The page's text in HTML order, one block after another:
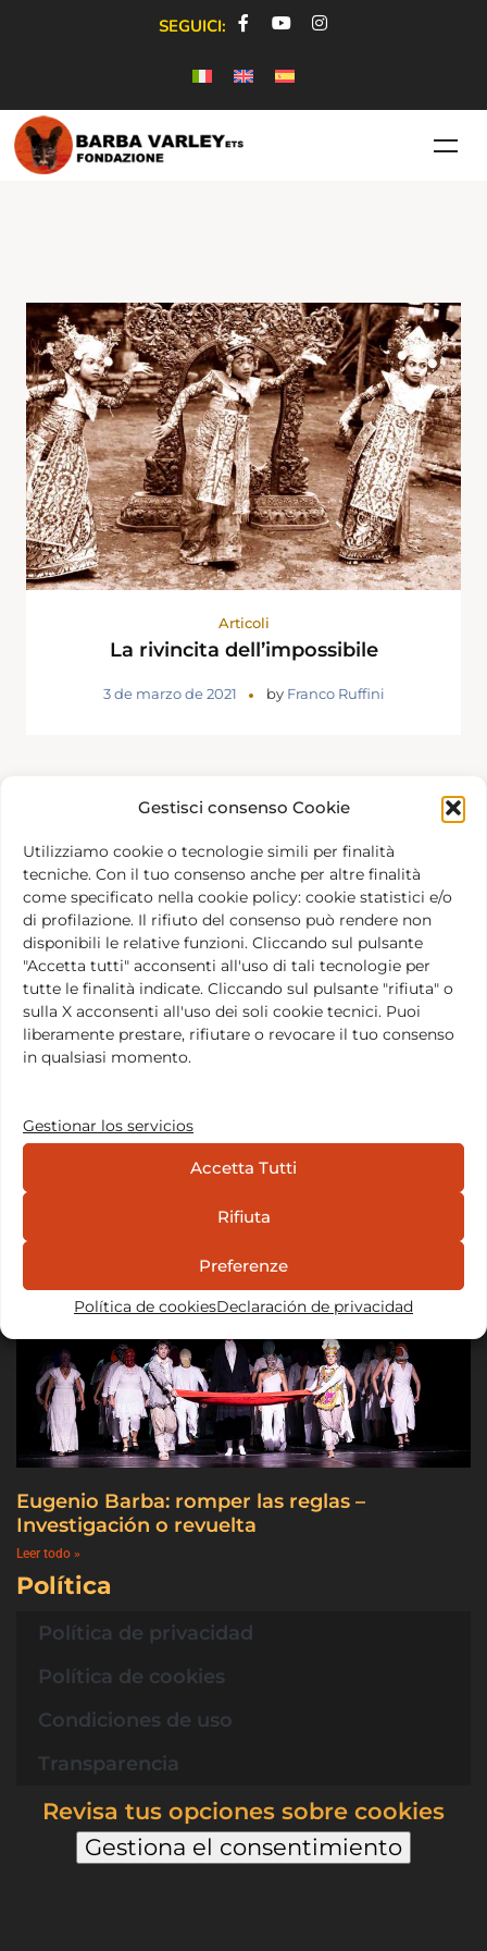
Gestisci consenso Cookie
Utilizziamo cookie o tecnologie simili per finalità
tecniche. Con il tuo consenso anche per altre finalità
come specificato nella cookie policy: cookie statistici e/o
di profilazione. Il rifiuto del consenso può rendere non
disponibili le relative funzioni. Cliccando sul pulsante
"Accetta tutti" acconsenti all'uso di tali tecnologie per
tutte le finalità indicate. Cliccando sul pulsante "rifiuta" o
sulla X acconsenti all'uso dei soli cookie tecnici. Puoi
liberamente prestare, rifiutare o revocare il tuo consenso
in qualsiasi momento.
Gestionar los servicios
Accetta Tutti
Rifiuta
Preferenze
Política de cookiesDeclaración de privacidad
SEGUICI:
Articoli
La rivincita dell’impossibile
3 de marzo de 2021 by Franco Ruffini
Creamos la Fundación Barba Varley para promover
activamente el compromiso con las causas y los
valores que han motivado nuestra vida en el Odin
Teatret…Leer todo
Via Principe Eugenio, 15, 00185 Roma
info@fondazionebarbavarley.org
Eugenio Barba: romper las reglas –
Investigación o revuelta
Leer todo »
Política
Política de privacidad
Política de cookies
Condiciones de uso
Transparencia
Revisa tus opciones sobre cookies
Gestiona el consentimiento